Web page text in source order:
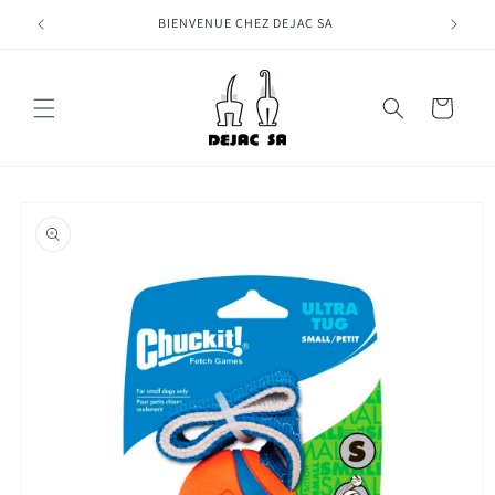
passer
BIENVENUE CHEZ DEJAC SA
Panier
produits